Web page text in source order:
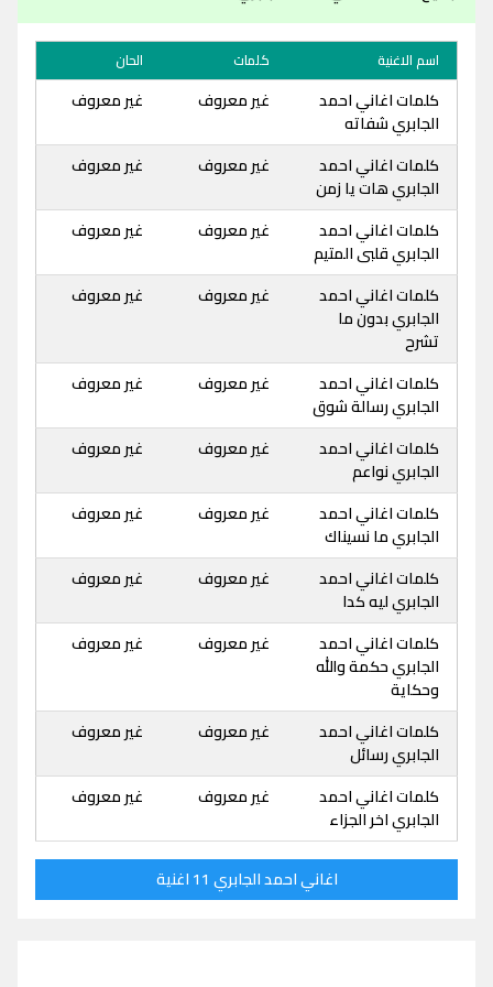
اسم الاغنية كلمات الحان
كلمات اغاني احمد
الجابري شفاته
غير معروف غير معروف
كلمات اغاني احمد
الجابري هات يا زمن
غير معروف غير معروف
كلمات اغاني احمد
الجابري قلبى المتيم
غير معروف غير معروف
كلمات اغاني احمد
الجابري بدون ما
تشرح
غير معروف غير معروف
كلمات اغاني احمد
الجابري رسالة شوق
غير معروف غير معروف
كلمات اغاني احمد
الجابري نواعم
غير معروف غير معروف
كلمات اغاني احمد
الجابري ما نسيناك
غير معروف غير معروف
كلمات اغاني احمد
الجابري ليه كدا
غير معروف غير معروف
كلمات اغاني احمد
الجابري حكمة والله
وحكاية
غير معروف غير معروف
كلمات اغاني احمد
الجابري رسائل
غير معروف غير معروف
كلمات اغاني احمد
الجابري اخر الجزاء
غير معروف غير معروف
اغاني احمد الجابري 11 اغنية